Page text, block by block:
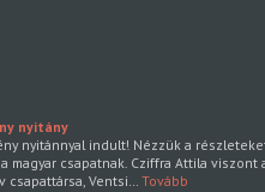
nyitány
nyitánnyal indult! Nézzük a
a magyar csapatnak. Cziffra Attila
csapattársa, Ventsi…Tovább